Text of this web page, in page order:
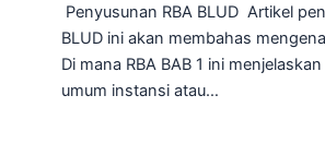
Penyusunan RBA BLUD Artikel
BLUD ini akan membahas
Di mana RBA BAB 1 ini
umum instansi atau…